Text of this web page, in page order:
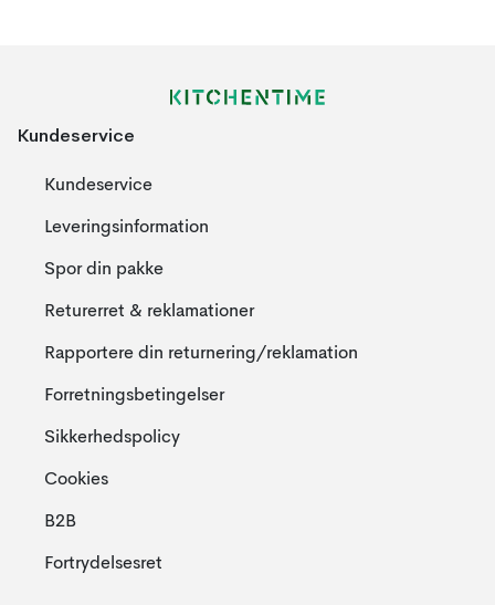
Kundeservice
Kundeservice
Leveringsinformation
Spor din pakke
Returerret & reklamationer
Rapportere din returnering/reklamation
Forretningsbetingelser
Sikkerhedspolicy
Cookies
B2B
Fortrydelsesret